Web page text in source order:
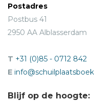
Postadres
Postbus 41
2950 AA Alblasserdam
T +31 (0)85 - 0712 842
E
Blijf op de hoogte: